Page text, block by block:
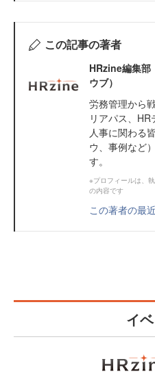
この記事の著者
HRzine編集部
ウブ）
労務管理から
リアパス、
人事に関わる
ウ、事例など
す。
※プロフィールは、
の内容です
この著者の最
イ